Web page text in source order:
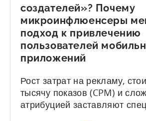
портфель
мобильных
приложений»
создателей»? Почему
микроинфлюенсеры
подход к привлечению
пользователей
приложений
Рост затрат на рекламу,
тысячу показов (CPM) и
атрибуцией заставляют